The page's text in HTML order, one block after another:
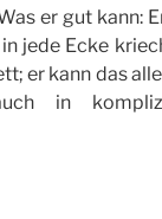
er gut kann:
jede Ecke
er kann das
in